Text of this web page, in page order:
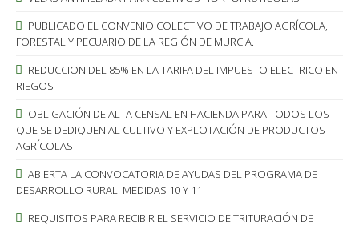
PUBLICADO EL CONVENIO COLECTIVO DE TRABAJO AGRÍCOLA,
FORESTAL Y PECUARIO DE LA REGIÓN DE MURCIA.
REDUCCION DEL 85% EN LA TARIFA DEL IMPUESTO ELECTRICO EN
RIEGOS
OBLIGACIÓN DE ALTA CENSAL EN HACIENDA PARA TODOS LOS
QUE SE DEDIQUEN AL CULTIVO Y EXPLOTACIÓN DE PRODUCTOS
AGRÍCOLAS
ABIERTA LA CONVOCATORIA DE AYUDAS DEL PROGRAMA DE
DESARROLLO RURAL. MEDIDAS 10 Y 11
REQUISITOS PARA RECIBIR EL SERVICIO DE TRITURACIÓN DE